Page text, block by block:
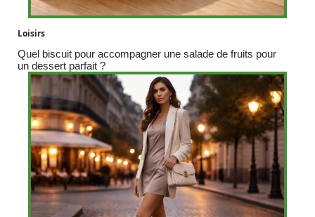
Loisirs
Quel biscuit pour accompagner une salade de fruits pour
un dessert parfait ?